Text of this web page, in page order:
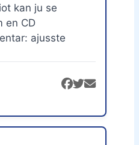
kan ju se
en CD
ajusste